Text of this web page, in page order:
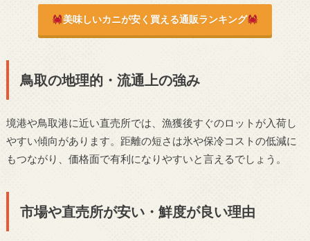
美味しいカニが安く買える通販ランキング
鳥取の地理的・流通上の強み
境港や鳥取港に近い直売所では、漁獲後すぐのロットが入荷し
やすい傾向があります。距離の短さは氷や保冷コストの低減に
もつながり、価格面で有利になりやすいと言えるでしょう。
市場や直売所が安い・鮮度が良い理由